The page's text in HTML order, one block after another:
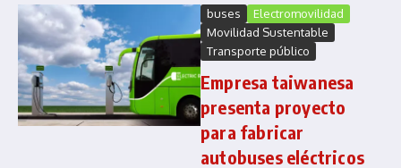
buses
Electromovilidad
Movilidad Sustentable
Transporte público
Empresa taiwanesa
presenta proyecto
para fabricar
autobuses eléctricos